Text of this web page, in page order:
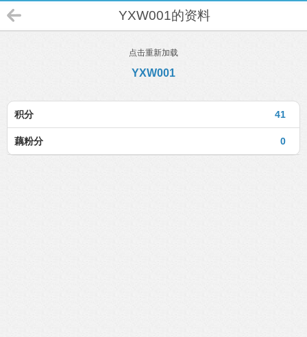
YXW001的资料
点击重新加载
YXW001
41
积分
0
藕粉分